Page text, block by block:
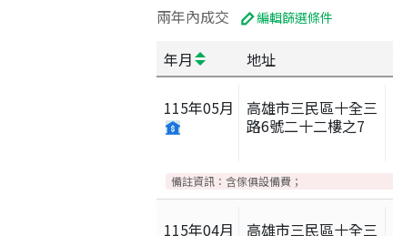
兩年內成交 編輯篩選條件
年月 地址
115年05月
高雄市三民區十全三
路6號二十二樓之7
備註資訊： 含傢俱設備費；
115年04月
高雄市三民區十全三